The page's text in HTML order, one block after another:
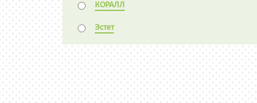
КОРАЛЛ
Эстет